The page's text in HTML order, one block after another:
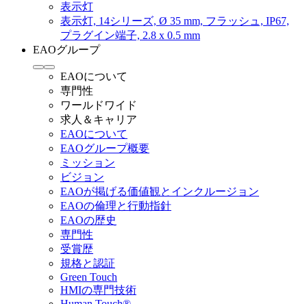
表示灯
表示灯, 14シリーズ, Ø 35 mm, フラッシュ, IP67,
プラグイン端子, 2.8 x 0.5 mm
EAOグループ
EAOについて
専門性
ワールドワイド
求人＆キャリア
EAOについて
EAOグループ概要
ミッション
ビジョン
EAOが掲げる価値観とインクルージョン
EAOの倫理と行動指針
EAOの歴史
専門性
受賞歴
規格と認証
Green Touch
HMIの専門技術